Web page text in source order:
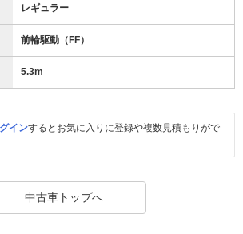
レギュラー
前輪駆動（FF）
5.3m
インするとお気に入りに登録や複数見積もりがで
中古車トップへ